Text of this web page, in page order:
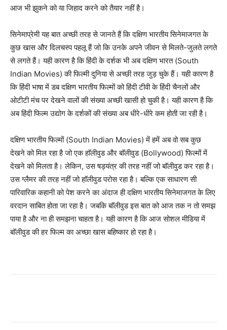
आज भी झुकने को या जिहाद करने को तैयार नहीं है।
सिनेमाप्रेमी यह बात अच्छी तरह से जानते हैं कि दक्षिण भारतीय सिनेमाजगत के
कुछ खास और दिलचस्प पहलू हैं जो कि उनके अपने जीवन से मिलते-जुलते लगते
से लगते हैं। यही कारण है कि हिंदी के दर्शक भी अब दक्षिण भारत (South
Indian Movies) की फिल्मी दुनिया से अच्छी तरह जुड़ चुके हैं। यही कारण है
कि हिंदी भाषा में डब दक्षिण भारतीय फिल्मों को हिंदी टीवी के हिंदी चैनलों और
ओटीटी मंच पर देखने वालों की संख्या अच्छी खासी हो चुकी है। यही कारण है कि
अब हिंदी फिल्म उद्योग के दर्शकों की संख्या अब धीरे-धीरे कम होती जा रही है।
दक्षिण भारतीय फिल्मों (South Indian Movies) में हमें अब वो सब कुछ
देखने को मिल रहा है जो एक हाॅलीवुड और बाॅलीवुड (Bollywood) फिल्मों में
देखने को मिलता है। लेकिन, उस षड्यंत्र की तरह नहीं जो बाॅलीवुड कर रहा है।
उस ग्लैमर की तरह नहीं जो हाॅलीवुड परोस रहा है। बल्कि एक साधारण सी
पारिवारिक कहानी को पेश करने का अंदाज ही दक्षिण भारतीय सिनेमाजगत के लिए
वरदान साबित होता जा रहा है। जबकि बाॅलीवुड इस बात को आज तक न तो समझ
पाया है और ना ही समझना चाहता है। यही कारण है कि आज सोशल मीडिया में
बाॅलीवुड की हर फिल्म का अच्छा खास बहिष्कार हो रहा है।